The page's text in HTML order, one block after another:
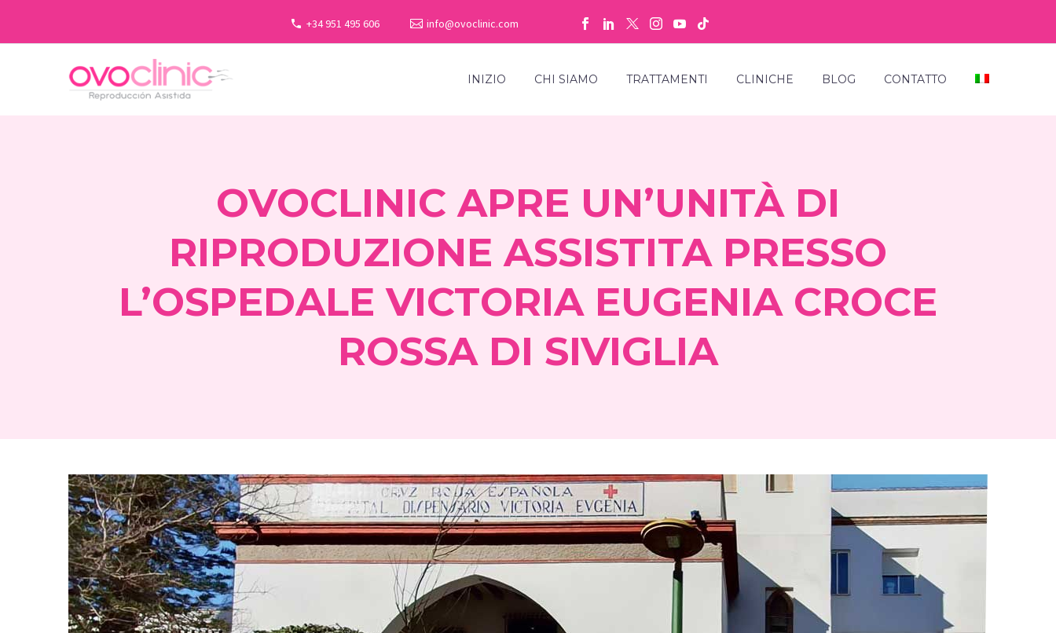
+34 951 495 606 info@ovoclinic.com
INIZIO CHI SIAMO TRATTAMENTI CLINICHE BLOG CONTATTO
OVOCLINIC APRE UN’UNITÀ DI
RIPRODUZIONE ASSISTITA PRESSO
L’OSPEDALE VICTORIA EUGENIA CROCE
ROSSA DI SIVIGLIA